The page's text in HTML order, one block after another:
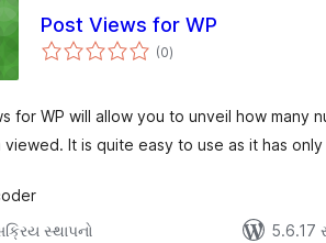
Post Views for WP
(0કુલ
રેટિંગ્સ
)
for WP will allow you to unveil how many
viewed. It is quite easy to use as it has
સ્થાપનો
5.6.17